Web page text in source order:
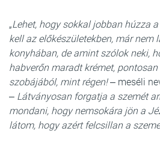
„Lehet, hogy sokkal jobban húzza
kell az előkészületekben, már nem
konyhában, de amint szólok neki,
habverőn maradt krémet,
szobájából, mint régen!‒ meséli
‒ Látványosan forgatja a szemét
mondani, hogy nemsokára jön a
látom, hogy azért felcsillan a